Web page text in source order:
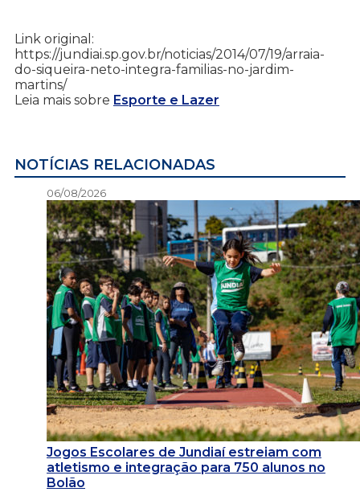
Link original:
https://jundiai.sp.gov.br/noticias/2014/07/19/arraia-
do-siqueira-neto-integra-familias-no-jardim-
martins/
Leia mais sobre Esporte e Lazer
NOTÍCIAS RELACIONADAS
06/08/2026
Jogos Escolares de Jundiaí estreiam com
atletismo e integração para 750 alunos no
Bolão